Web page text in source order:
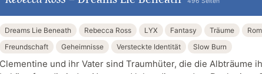
Dreams Lie Beneath Rebecca Ross LYX Fantasy Träume
Freundschaft
Geheimnisse Versteckte Identität Slow Burn
Clementine und ihr Vater sind Traumhüter, die die Albträume